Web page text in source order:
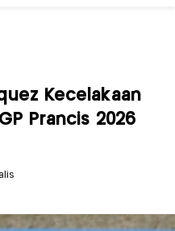
Kecelakaan
Prancis 2026